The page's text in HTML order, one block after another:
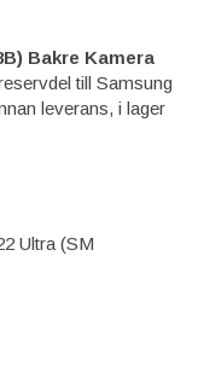
Bakre Kamera
till Samsung
leverans, i lager
Ultra (SM